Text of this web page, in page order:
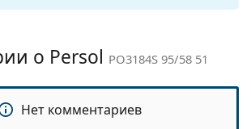
солнцезащитных очков,
Солнцезащитные очки
Persol
Модные
о Persol PO3184S 95/58 51
Нет комментариев